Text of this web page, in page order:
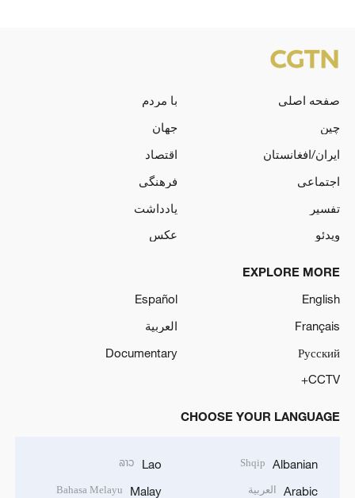
صفحه اصلی
با مردم
چین
جهان
ایران/افغانستان
اقتصاد
اجتماعی
فرهنگی
تفسیر
یادداشت
ویدئو
عکس
EXPLORE MORE
English
Español
Français
العربية
Русский
Documentary
CCTV+
CHOOSE YOUR LANGUAGE
Albanian
Shqip
Arabic العربية
Lao
ລາວ
Malay
Bahasa Melayu